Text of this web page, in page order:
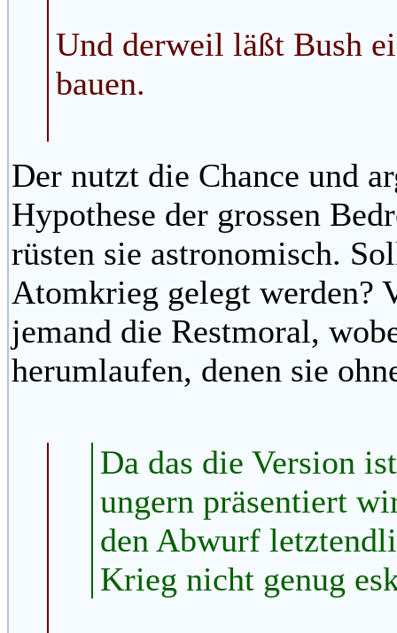
Und derweil läßt Bush
bauen.
Der nutzt die Chance und
Hypothese der grossen
rüsten sie astronomisch.
Atomkrieg gelegt werden?
jemand die Restmoral,
herumlaufen, denen sie
Da das die Version
ungern präsentiert
den Abwurf
Krieg nicht genug